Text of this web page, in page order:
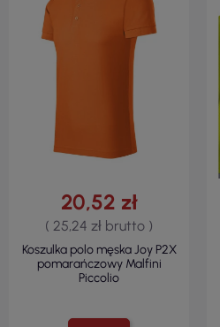
20,52 zł
( 25,24 zł brutto )
Koszulka polo męska Joy P2X
pomarańczowy Malfini
Piccolio